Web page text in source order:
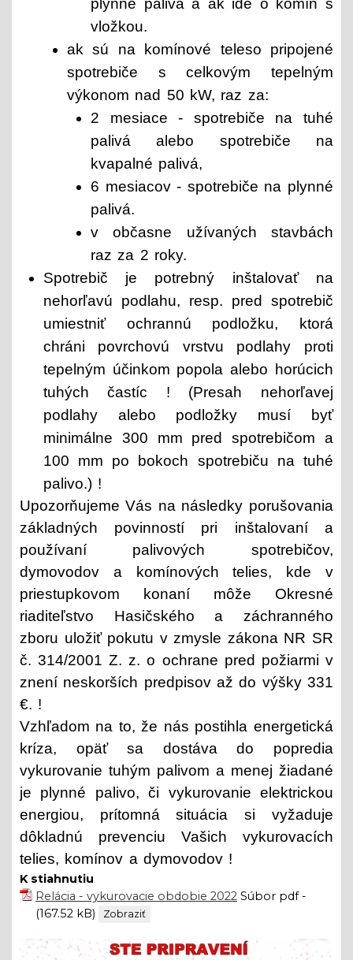
plynné palivá a ak ide o komín s
vložkou.
ak sú na komínové teleso pripojené
spotrebiče s celkovým tepelným
výkonom nad 50 kW, raz za:
2 mesiace - spotrebiče na tuhé
palivá alebo spotrebiče na
kvapalné palivá,
6 mesiacov - spotrebiče na plynné
palivá.
v občasne užívaných stavbách
raz za 2 roky.
Spotrebič je potrebný inštalovať na
nehorľavú podlahu, resp. pred spotrebič
umiestniť ochrannú podložku, ktorá
chráni povrchovú vrstvu podlahy proti
tepelným účinkom popola alebo horúcich
tuhých častíc ! (Presah nehorľavej
podlahy alebo podložky musí byť
minimálne 300 mm pred spotrebičom a
100 mm po bokoch spotrebiču na tuhé
palivo.) !
Upozorňujeme Vás na následky porušovania
základných povinností pri inštalovaní a
používaní palivových spotrebičov,
dymovodov a komínových telies, kde v
priestupkovom konaní môže Okresné
riaditeľstvo Hasičského a záchranného
zboru uložiť pokutu v zmysle zákona NR SR
č. 314/2001 Z. z. o ochrane pred požiarmi v
znení neskorších predpisov až do výšky 331
€. !
Vzhľadom na to, že nás postihla energetická
kríza, opäť sa dostáva do popredia
vykurovanie tuhým palivom a menej žiadané
je plynné palivo, či vykurovanie elektrickou
energiou, prítomná situácia si vyžaduje
dôkladnú prevenciu Vašich vykurovacích
telies, komínov a dymovodov !
K stiahnutiu
Relácia - vykurovacie obdobie 2022 Súbor pdf -
(167.52 kB)
Zobraziť